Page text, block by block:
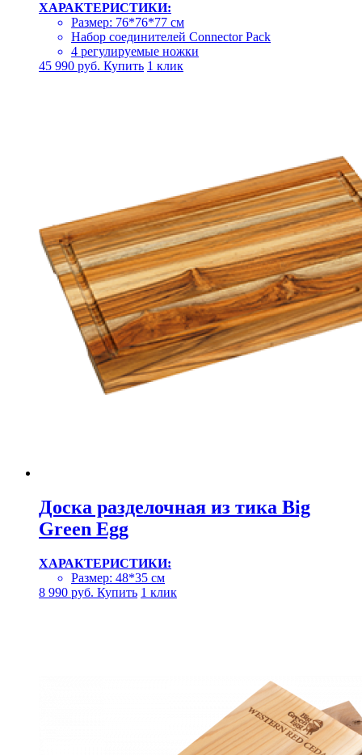
ХАРАКТЕРИСТИКИ:
Размер: 76*76*77 см
Набор соединителей Connector Pack
4 регулируемые ножки
45 990 руб. Купить 1 клик
Доска разделочная из тика Big
Green Egg
ХАРАКТЕРИСТИКИ:
Размер: 48*35 см
8 990 руб. Купить 1 клик